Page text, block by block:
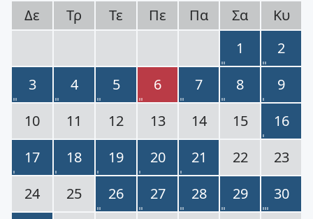
Δε Τρ Τε Πε Πα Σα
Κυ
1
2
3
4 5 6 7 8
9
10
11 12 13 14 15
16
17
18 19 20 21 22
23
24
25 26 27 28 29
30